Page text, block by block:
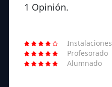
1 Opinión.
Instalaciones
Profesorado
Alumnado